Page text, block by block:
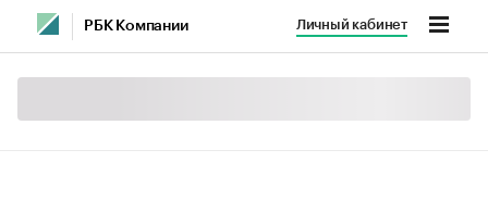
РБК Компании Личный кабинет